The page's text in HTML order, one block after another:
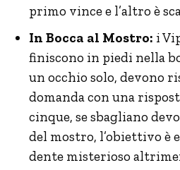
primo vince e l’altro è
In Bocca al Mostro: i
finiscono in piedi nella
un occhio solo, devono
domanda con una
cinque, se sbagliano
del mostro, l’obiettivo
dente misterioso